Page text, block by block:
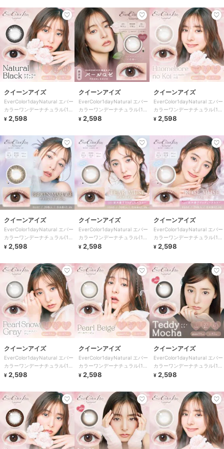
クイーンアイズ
EverColor1dayNatural エバー
カラーワンデーナチュラル(1箱
20枚)
¥ 2,598
クイーンアイズ
EverColor1dayNatural エバー
カラーワンデーナチュラル(1箱
20枚)
¥ 2,598
クイーンアイズ
EverColor1dayNatural エバー
カラーワンデーナチュラル(1箱
20枚)
¥ 2,598
クイーンアイズ
EverColor1dayNatural エバー
カラーワンデーナチュラル(1箱
20枚)
¥ 2,598
クイーンアイズ
EverColor1dayNatural エバー
カラーワンデーナチュラル(1箱
20枚)
¥ 2,598
クイーンアイズ
EverColor1dayNatural エバー
カラーワンデーナチュラル(1箱
20枚)
¥ 2,598
クイーンアイズ
EverColor1dayNatural エバー
カラーワンデーナチュラル(1箱
20枚)
¥ 2,598
クイーンアイズ
EverColor1dayNatural エバー
カラーワンデーナチュラル(1箱
20枚)
¥ 2,598
クイーンアイズ
EverColor1dayNatural エバー
カラーワンデーナチュラル(1箱
20枚)
¥ 2,598